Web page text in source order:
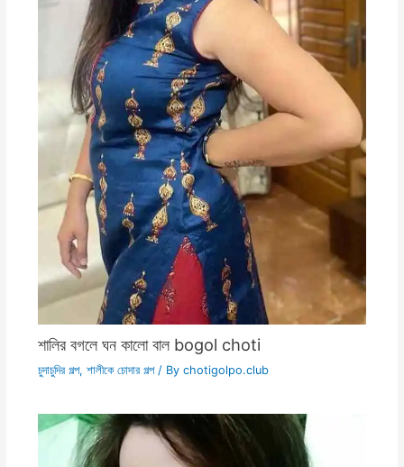
শালির বগলে ঘন কালো বাল bogol choti
চুদাচুদির গল্প, শালীকে চোদার গল্প/ By chotigolpo.club